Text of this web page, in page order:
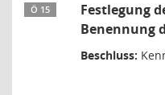
Ö 15
Festlegung
Benennung
Beschluss: